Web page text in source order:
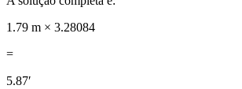
1.79 m × 3.28084
=
5.87′